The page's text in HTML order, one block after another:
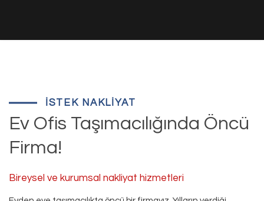
İSTEK NAKLIYAT
Ev Ofis Taşımacılığında Öncü
Firma!
Bireysel ve kurumsal nakliyat hizmetleri